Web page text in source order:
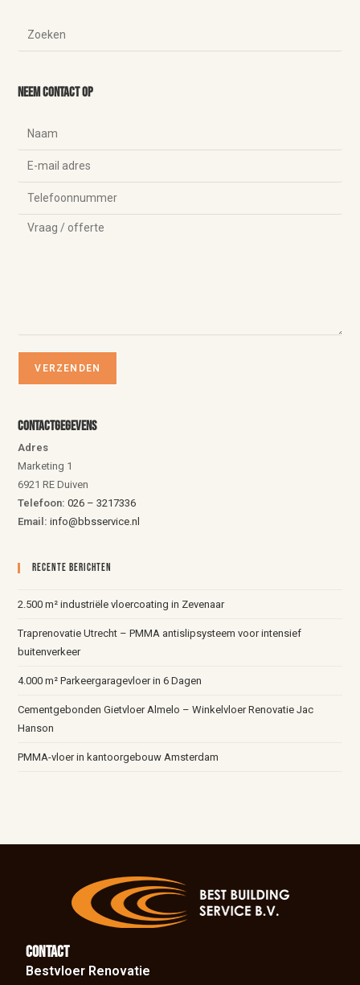
Neem contact op
Contactgegevens
Adres
Marketing 1
6921 RE Duiven
Telefoon:026 – 3217336
Email: info@bbsservice.nl
Recente Berichten
2.500 m² industriële vloercoating in Zevenaar
Traprenovatie Utrecht – PMMA antislipsysteem voor intensief
buitenverkeer
4.000 m² Parkeergaragevloer in 6 Dagen
Cementgebonden Gietvloer Almelo – Winkelvloer Renovatie Jac
Hanson
PMMA-vloer in kantoorgebouw Amsterdam
Contact
Bestvloer Renovatie